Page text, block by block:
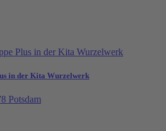
in der Kita Wurzelwerk
Potsdam